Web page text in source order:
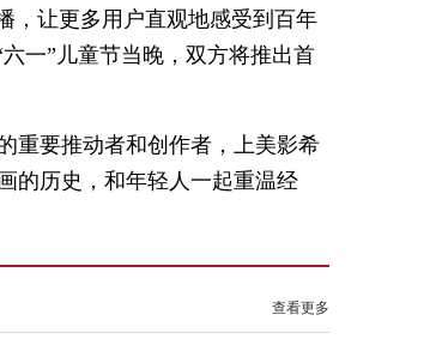
，让更多用户直观地感受到百年
一”儿童节当晚，双方将推出首
重要推动者和创作者，上美影希
的历史，和年轻人一起重温经
查看更多